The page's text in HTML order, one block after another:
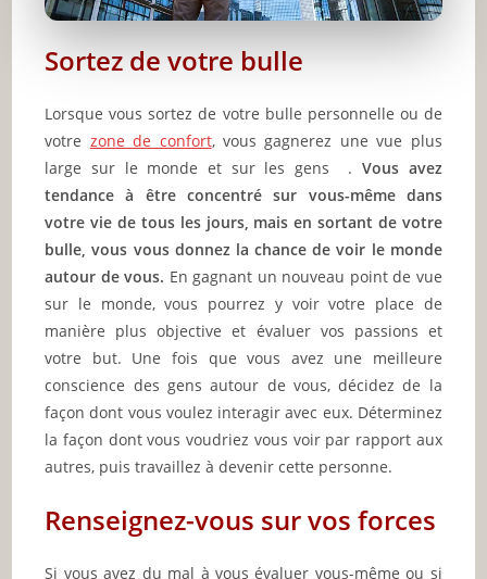
Sortez de votre bulle
Lorsque vous sortez de votre bulle personnelle ou de
votre zone de confort, vous gagnerez une vue plus
large sur le monde et sur les gens .Vous avez
tendance à être concentré sur vous-même dans
votre vie de tous les jours, mais en sortant de votre
bulle, vous vous donnez la chance de voir le monde
autour de vous. En gagnant un nouveau point de vue
sur le monde, vous pourrez y voir votre place de
manière plus objective et évaluer vos passions et
votre but. Une fois que vous avez une meilleure
conscience des gens autour de vous, décidez de la
façon dont vous voulez interagir avec eux. Déterminez
la façon dont vous voudriez vous voir par rapport aux
autres, puis travaillez à devenir cette personne.
Renseignez-vous sur vos forces
Si vous avez du mal à vous évaluer vous-même ou si